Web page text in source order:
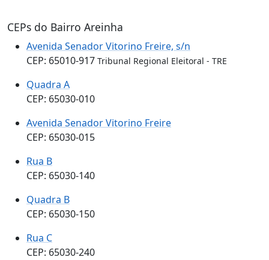
CEPs do Bairro Areinha
Avenida Senador Vitorino Freire, s/n
CEP: 65010-917 Tribunal Regional Eleitoral - TRE
Quadra A
CEP: 65030-010
Avenida Senador Vitorino Freire
CEP: 65030-015
Rua B
CEP: 65030-140
Quadra B
CEP: 65030-150
Rua C
CEP: 65030-240